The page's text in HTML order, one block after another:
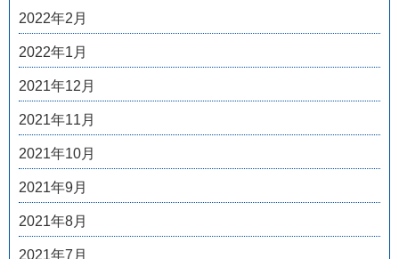
2022年2月
2022年1月
2021年12月
2021年11月
2021年10月
2021年9月
2021年8月
2021年7月